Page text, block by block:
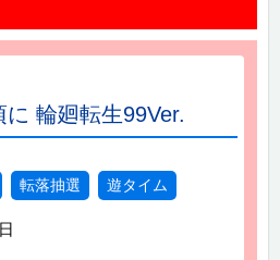
輪廻転生99Ver.
転落抽選 遊タイム